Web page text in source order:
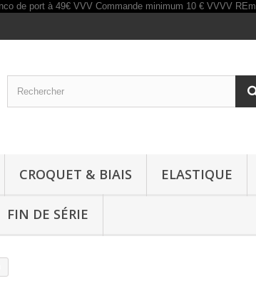
CROQUET & BIAIS ELASTIQUE
FIN DE SÉRIE